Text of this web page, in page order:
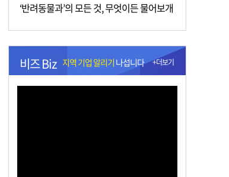
‘반려동물과’의 모든 것, 무엇이든 물어보개
비즈 Biz 지역 기업 알리기 나섭니다 +더보기